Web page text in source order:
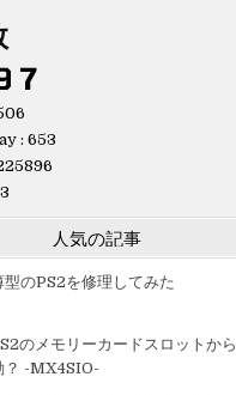
: 653
人気の記事
型のPS2を修理してみた
のメモリーカードスロットか
？ -MX4SIO-